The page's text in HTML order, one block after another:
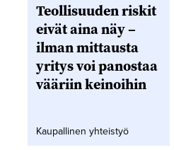
Teollisuuden riskit
eivät aina näy –
ilman mittausta
yritys voi panostaa
vääriin keinoihin
Kaupallinen yhteistyö